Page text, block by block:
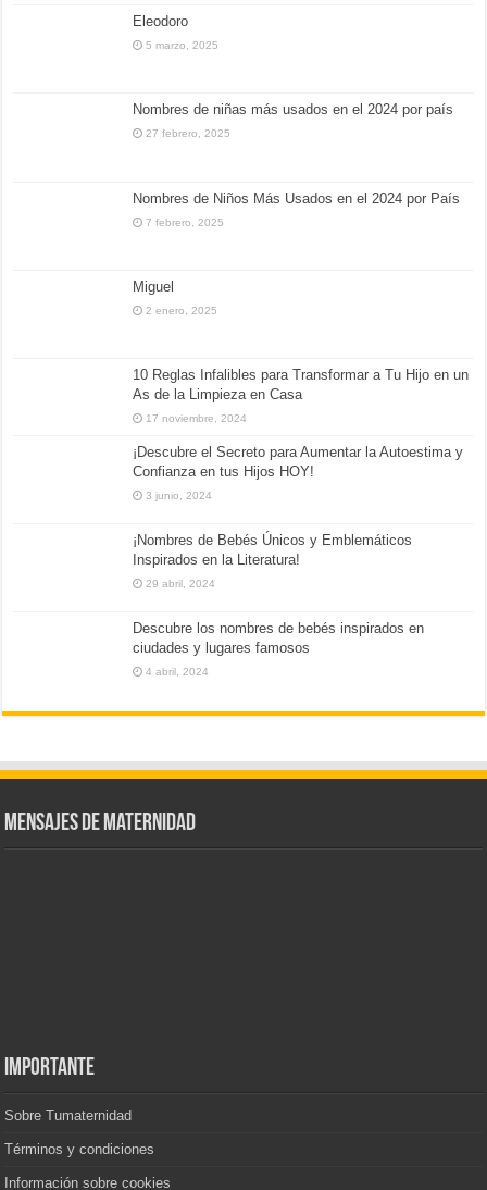
Eleodoro
5 marzo, 2025
Nombres de niñas más usados en el 2024 por país
27 febrero, 2025
Nombres de Niños Más Usados en el 2024 por País
7 febrero, 2025
Miguel
2 enero, 2025
10 Reglas Infalibles para Transformar a Tu Hijo en un
As de la Limpieza en Casa
17 noviembre, 2024
¡Descubre el Secreto para Aumentar la Autoestima y
Confianza en tus Hijos HOY!
3 junio, 2024
¡Nombres de Bebés Únicos y Emblemáticos
Inspirados en la Literatura!
29 abril, 2024
Descubre los nombres de bebés inspirados en
ciudades y lugares famosos
4 abril, 2024
Mensajes de Maternidad
IMPORTANTE
Sobre Tumaternidad
Términos y condiciones
Información sobre cookies